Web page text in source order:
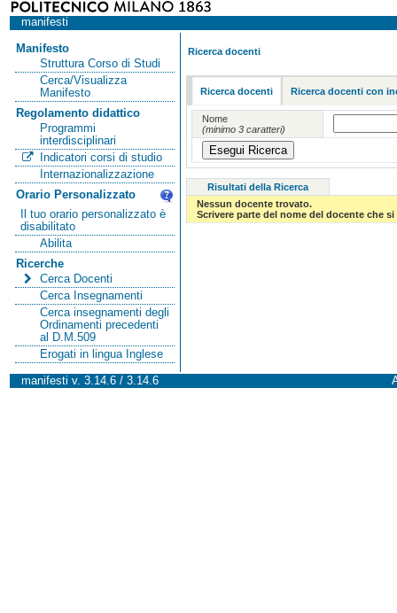
manifesti
Manifesto
Struttura Corso di Studi
Cerca/Visualizza
Manifesto
Regolamento didattico
Programmi
interdisciplinari
Indicatori corsi di studio
Internazionalizzazione
Orario Personalizzato
Il tuo orario personalizzato è
disabilitato
Abilita
Ricerche
Cerca Docenti
Cerca Insegnamenti
Cerca insegnamenti degli
Ordinamenti precedenti
al D.M.509
Erogati in lingua Inglese
Ricerca docenti
Ricerca docenti Ricerca docenti con
Nome
(minimo 3 caratteri)
Risultati della Ricerca
Nessun docente trovato.
Scrivere parte del nome del docente che
manifesti v. 3.14.6 / 3.14.6